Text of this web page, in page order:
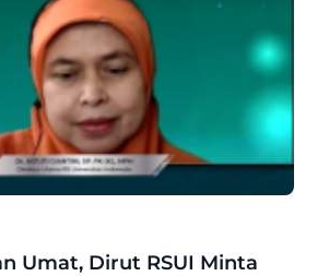
Umat, Dirut RSUI Minta